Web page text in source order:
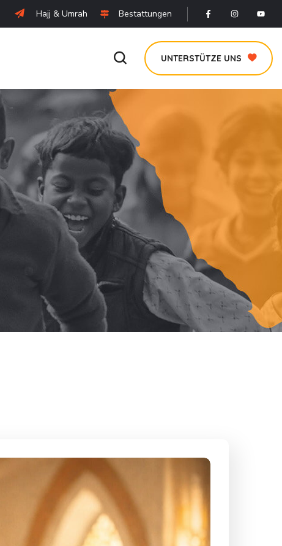
Hajj & Umrah Bestattungen
UNTERSTÜTZE UNS